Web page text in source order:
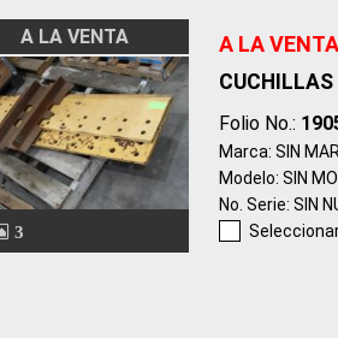
A LA VENTA
3
A LA VENTA
CUCHILLAS
Folio No.:
Marca: SIN
Modelo: SIN
No. Serie: SIN